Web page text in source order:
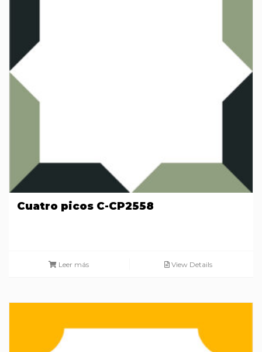
Cuatro picos C-CP2558
Leer más View Details